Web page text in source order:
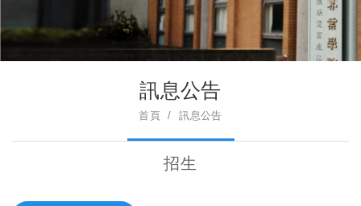
訊息公告
首頁 訊息公告
招生